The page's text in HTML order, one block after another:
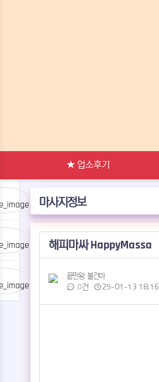
★ 업소후기
마사지정보
해피마싸 HappyMassa
작성자
끝판왕 불건마
댓글
0건
작성일
25-01-13 18:16